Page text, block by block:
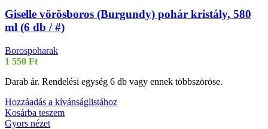
Giselle vörösboros (Burgundy) pohár kristály, 580
ml (6 db / #)
Borospoharak
1 550 Ft
Darab ár. Rendelési egység 6 db vagy ennek többszöröse.
Hozzáadás a kívánságlistához
Kosárba teszem
Gyors nézet